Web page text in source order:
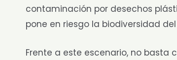
contaminación por desechos
pone en riesgo la biodiversidad
Frente a este escenario, no basta